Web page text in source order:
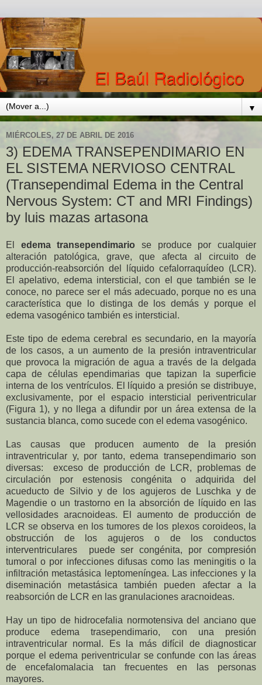
▼
MIÉRCOLES, 27 DE ABRIL DE 2016
3) EDEMA TRANSEPENDIMARIO EN
EL SISTEMA NERVIOSO CENTRAL
(Transependimal Edema in the Central
Nervous System: CT and MRI Findings)
by luis mazas artasona
El edema transependimario se produce por cualquier
alteración patológica, grave, que afecta al circuito de
producción-reabsorción del líquido cefalorraquídeo (LCR).
El apelativo, edema intersticial, con el que también se le
conoce, no parece ser el más adecuado, porque no es una
característica que lo distinga de los demás y porque el
edema vasogénico también es intersticial.
Este tipo de edema cerebral es secundario, en la mayoría
de los casos, a un aumento de la presión intraventricular
que provoca la migración de agua a través de la delgada
capa de células ependimarias que tapizan la superficie
interna de los ventrículos. El líquido a presión se distribuye,
exclusivamente, por el espacio intersticial periventricular
(Figura 1), y no llega a difundir por un área extensa de la
sustancia blanca, como sucede con el edema vasogénico.
Las causas que producen aumento de la presión
intraventricular y, por tanto, edema transependimario son
diversas: exceso de producción de LCR, problemas de
circulación por estenosis congénita o adquirida del
acueducto de Silvio y de los agujeros de Luschka y de
Magendie o un trastorno en la absorción de líquido en las
vellosidades aracnoideas. El aumento de producción de
LCR se observa en los tumores de los plexos coroideos, la
obstrucción de los agujeros o de los conductos
interventriculares puede ser congénita, por compresión
tumoral o por infecciones difusas como las meningitis o la
infiltración metastásica leptomeníngea. Las infecciones y la
diseminación metastásica también pueden afectar a la
reabsorción de LCR en las granulaciones aracnoideas.
Hay un tipo de hidrocefalia normotensiva del anciano que
produce edema trasependimario, con una presión
intraventricular normal. Es la más difícil de diagnosticar
porque el edema periventricular se confunde con las áreas
de encefalomalacia tan frecuentes en las personas
mayores.